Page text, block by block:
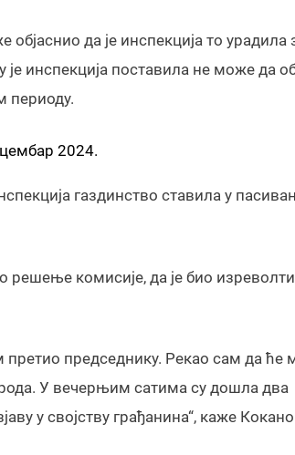
да је инспекција то урадила
је инспекција поставила не може да
периоду.
2024.
газдинство ставила у
решење комисије, да је био
претио председнику. Рекао сам да ће
У вечерњим сатима су дошла два
у својству грађанина“, каже